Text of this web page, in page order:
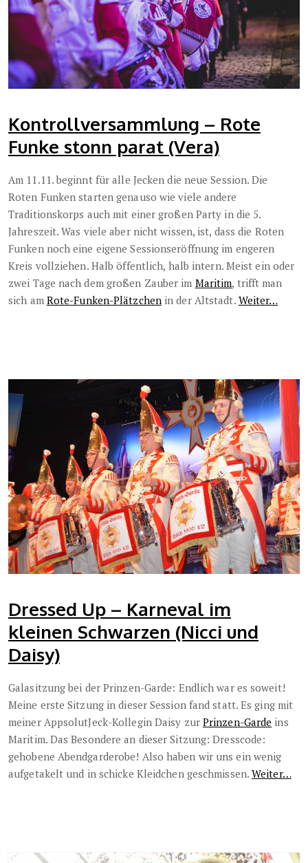
Kontrollversammlung – Rote
Funke stonn parat (Vera)
Am 11.11. beginnt für alle Jecken die neue Session. Die
Roten Funken starten genauso wie viele andere
Traditionskorps auch mit einer großen Party in die 5.
Jahreszeit. Was viele aber nicht wissen, ist, dass die Roten
Funken noch eine eigene Sessionseröffnung im engeren
Kreis vollziehen. Halb öffentlich, halb intern. Meist ein oder
zwei Tage nach dem großen Zauber im Maritim, trifft man
sich am Rote-Funken-Plätzchenin der Altstadt. Weiter…
Dressed Up – Karneval im
kleinen Schwarzen (Nicci und
Daisy)
Galasitzung bei der Prinzen-Garde: Endlich war es soweit!
Meine erste Sitzung in dieser Session fand statt. Es ging mit
meiner AppsolutJeck-Kollegin Daisy zur Prinzen-Garde ins
Maritim. Das Besondere an dieser Sitzung: Dresscode:
gehobene Abendgarderobe! Also haben wir uns ein wenig
aufgetakelt und in schicke Kleidchen geschmissen.Weiter…